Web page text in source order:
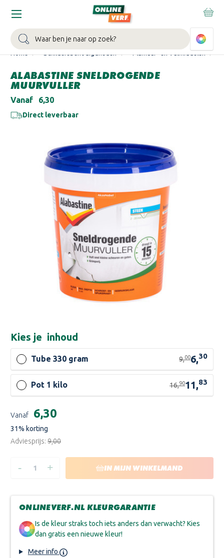
Zoeken
WIN EEN BALLONVAART:Bij besteding vanaf €100,- aan Sikkens
muurverf en/of lak.
Bekijk actie >
Home Schildersbenodigdheden Plamuur- en Vulmiddelen
ALABASTINE SNELDROGENDE
MUURVULLER
Vanaf €6,30
Direct leverbaar
Kies je inhoud
Tube 330 gram 9,006,30
Pot 1 kilo 16,9011,83
voorraad:
Vanaf €6,30
31% korting
Adviesprijs: €9,00
HOEVEELHEID
SNELDROGENDE
- HOEVEELHEID
SNELDROGENDE
+ IN MIJN WINKELMAND
ONLINEVERF.NL KLEURGARANTIE
Is de kleur straks toch iets anders dan verwacht? Kies
dan gratis een nieuwe kleur!
Meer info